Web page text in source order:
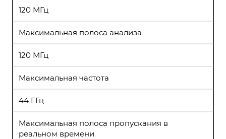
120 МГц
Максимальная полоса анализа
120 МГц
Максимальная частота
44 ГГц
Максимальная полоса пропускания в
реальном времени